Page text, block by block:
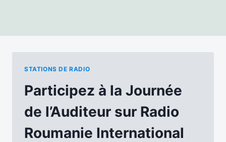
STATIONS DE RADIO
Participez à la Journée
de l’Auditeur sur Radio
Roumanie International